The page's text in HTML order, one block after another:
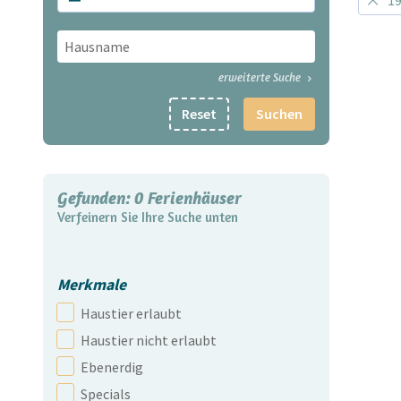
erweiterte Suche
Suchen
Reset
Gefunden:0 Ferienhäuser
Verfeinern Sie Ihre Suche unten
Merkmale
Haustier erlaubt
Haustier nicht erlaubt
Ebenerdig
Specials